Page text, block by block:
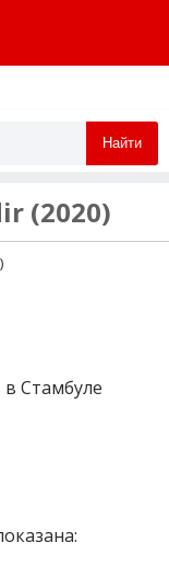
Найти
(2020)
Стамбуле